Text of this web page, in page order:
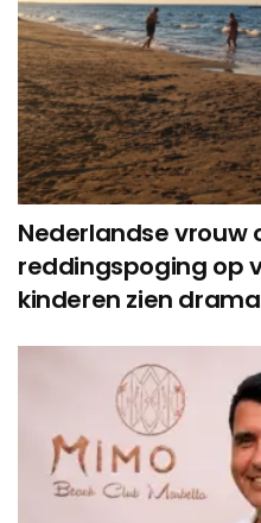
Nederlandse vrouw
reddingspoging op
kinderen zien